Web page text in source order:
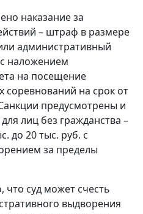
наказание за
– штраф в размере
административный
с наложением
на посещение
на срок от
предусмотрены и
лиц без гражданства –
до 20 тыс. руб. с
за пределы
что суд может счесть
выдворения